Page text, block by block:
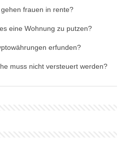
frauen in rente?
eine Wohnung zu putzen?
erfunden?
muss nicht versteuert werden?